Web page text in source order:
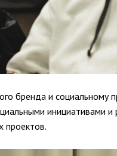
бренда и социальному
инициативами
проектов.